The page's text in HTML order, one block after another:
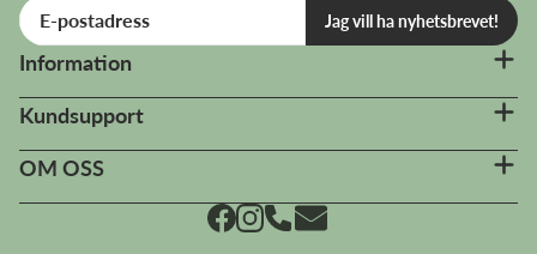
Jag vill ha nyhetsbrevet!
Information
Kundsupport
OM OSS